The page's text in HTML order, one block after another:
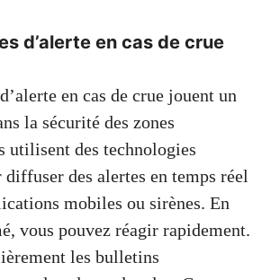
d’alerte en cas de crue
en cas de crue jouent un
la sécurité des zones
utilisent des technologies
diffuser des alertes en temps réel
mobiles ou sirènes. En
vous pouvez réagir rapidement.
les bulletins